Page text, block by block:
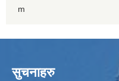
m
सुचनाहरु